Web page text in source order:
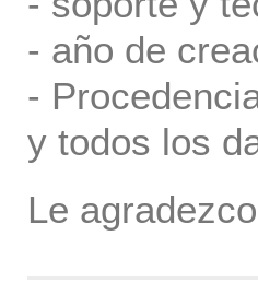
- año de
-
y todos los
Le